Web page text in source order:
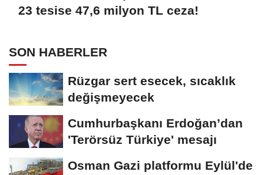
23 tesise 47,6 milyon TL ceza!
SON HABERLER
Rüzgar sert esecek, sıcaklık
değişmeyecek
Cumhurbaşkanı Erdoğan’dan
'Terörsüz Türkiye' mesajı
Osman Gazi platformu Eylül'de